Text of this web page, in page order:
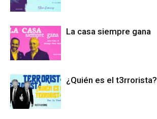
La casa siempre gana
¿Quién es el t3rrorista?